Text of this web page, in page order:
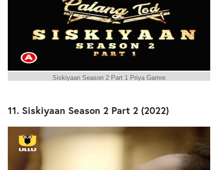
Siskiyaan Season 2 Part 1 Priya Gamre
11. Siskiyaan Season 2 Part 2 (2022)